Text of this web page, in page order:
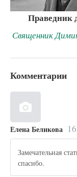
Праведник
Священник
Комментарии
Елена Беликова
Замечательная
спасибо.